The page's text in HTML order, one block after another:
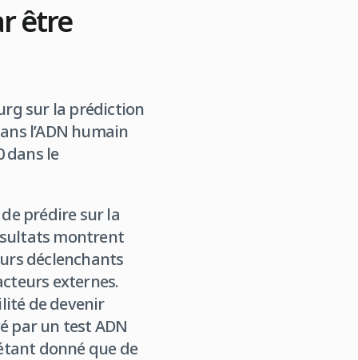
être
sur la prédiction
l’ADN humain
dans le
prédire sur la
montrent
déclenchants
externes.
de devenir
par un test ADN
donné que de